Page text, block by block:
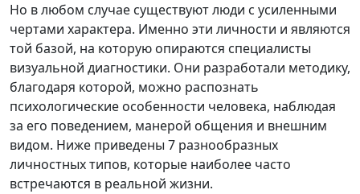
Но в любом случае существуют люди с усиленными
чертами характера. Именно эти личности и являются
той базой, на которую опираются специалисты
визуальной диагностики. Они разработали методику,
благодаря которой, можно распознать
психологические особенности человека, наблюдая
за его поведением, манерой общения и внешним
видом. Ниже приведены 7 разнообразных
личностных типов, которые наиболее часто
встречаются в реальной жизни.